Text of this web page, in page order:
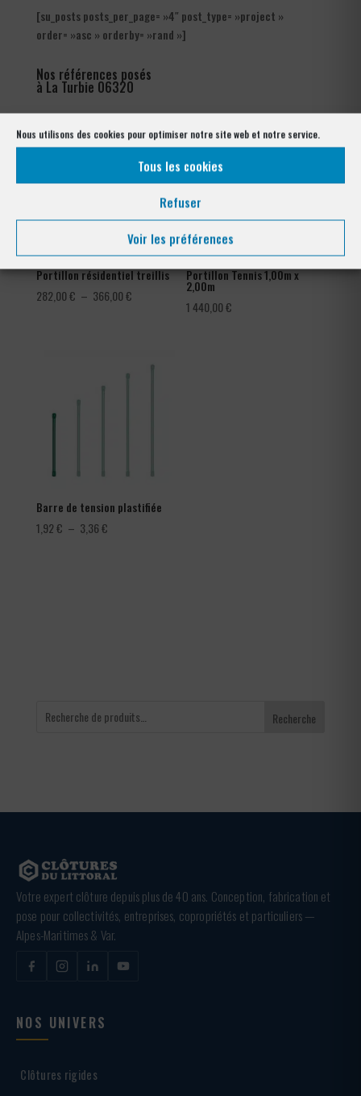
Nous utilisons des cookies pour optimiser notre site web et notre service.
Tous les cookies
Refuser
Voir les préférences
[su_posts posts_per_page= »4″ post_type= »project »
order= »asc » orderby= »rand »]
Nos références posés
à La Turbie 06320
Portillon résidentiel treillis
282,00€ – 366,00€Plage
Portillon Tennis 1,00m x
2,00m
1 440,00€
Barre de tension plastifiée
1,92€ – 3,36€Plage
Recherche
Votre expert clôture depuis plus de 40 ans. Conception, fabrication et
pose pour collectivités, entreprises, copropriétés et particuliers —
Alpes-Maritimes & Var.
NOS UNIVERS
Clôtures rigides